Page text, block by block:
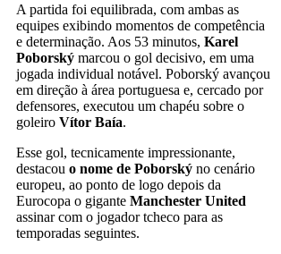
A partida foi equilibrada, com ambas as
equipes exibindo momentos de competência
e determinação. Aos 53 minutos, Karel
Poborský marcou o gol decisivo, em uma
jogada individual notável. Poborský avançou
em direção à área portuguesa e, cercado por
defensores, executou um chapéu sobre o
goleiro Vítor Baía.
Esse gol, tecnicamente impressionante,
destacou o nome de Poborský no cenário
europeu, ao ponto de logo depois da
Eurocopa o gigante Manchester United
assinar com o jogador tcheco para as
temporadas seguintes.